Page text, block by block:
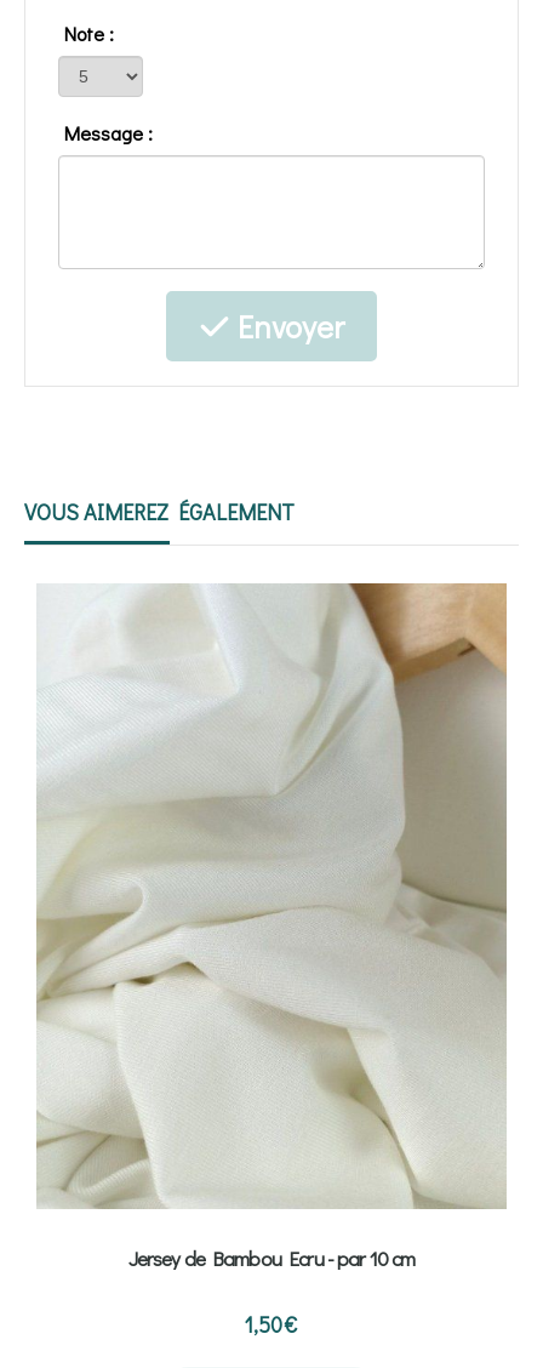
Note :
Message :
Envoyer
VOUS AIMEREZ ÉGALEMENT
Jersey de Bambou Ecru - par 10 cm
1,50€